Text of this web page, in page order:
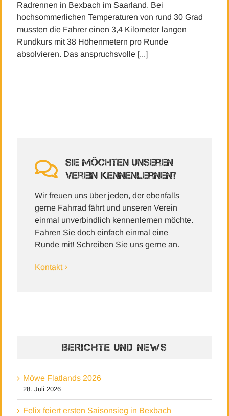
Radrennen in Bexbach im Saarland. Bei
hochsommerlichen Temperaturen von rund 30 Grad
mussten die Fahrer einen 3,4 Kilometer langen
Rundkurs mit 38 Höhenmetern pro Runde
absolvieren. Das anspruchsvolle [...]
Sie möchten unseren
Verein kennenlernen?
Wir freuen uns über jeden, der ebenfalls
gerne Fahrrad fährt und unseren Verein
einmal unverbindlich kennenlernen möchte.
Fahren Sie doch einfach einmal eine
Runde mit! Schreiben Sie uns gerne an.
Kontakt
BERICHTE UND NEWS
Möwe Flatlands 2026
28. Juli 2026
Felix feiert ersten Saisonsieg in Bexbach